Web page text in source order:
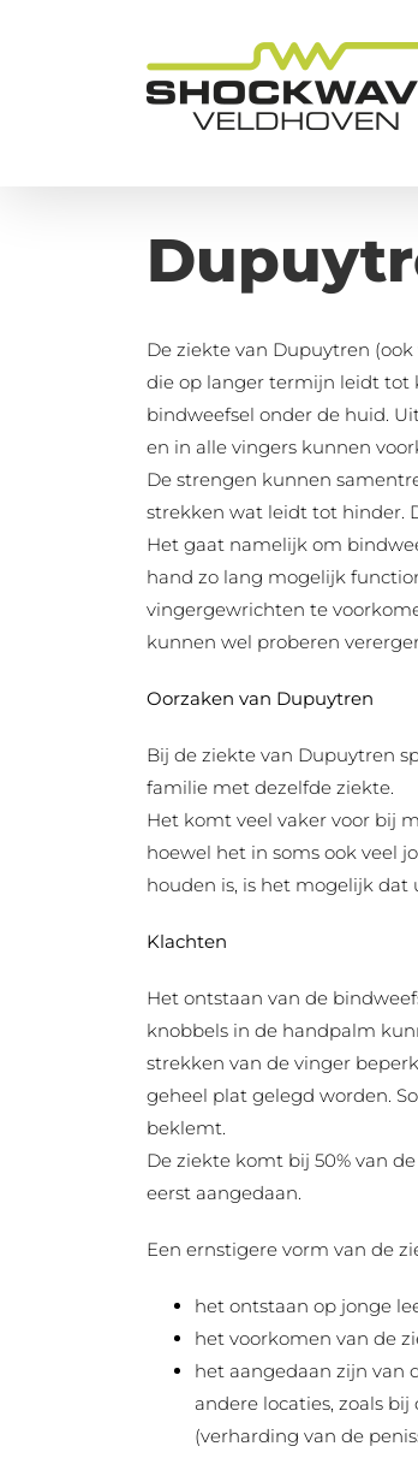
De ziekte van Dupuytren
die op langer termijn leidt tot
bindweefsel onder de huid.
en in alle vingers kunnen
De strengen kunnen
strekken wat leidt tot hinder.
Het gaat namelijk om
hand zo lang mogelijk
vingergewrichten te
kunnen wel proberen
Oorzaken van Dupuytren
Bij de ziekte van Dupuytren
familie met dezelfde ziekte.
Het komt veel vaker voor bij
hoewel het in soms ook veel
houden is, is het mogelijk
Klachten
Het ontstaan van de
knobbels in de handpalm
strekken van de vinger
geheel plat gelegd worden.
beklemt.
De ziekte komt bij 50% van
eerst aangedaan.
Een ernstigere vorm van de
het ontstaan op jonge
het voorkomen van de
het aangedaan zijn van
andere locaties, zoals
(verharding van de